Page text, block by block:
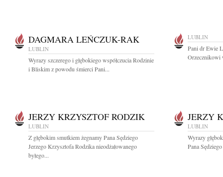
DAGMARA LEŃCZUK-RAK
LUBLIN
Wyrazy szczerego i głębokiego współczucia Rodzinie
i Bliskim z powodu śmierci Pani...
LUBLIN
Pani dr Ewie
Orzecznikowi
JERZY KRZYSZTOF RODZIK
LUBLIN
Z głębokim smutkiem żegnamy Pana Sędziego
Jerzego Krzysztofa Rodzika nieodżałowanego
byłego...
JERZY
LUBLIN
Wyrazy
Pana